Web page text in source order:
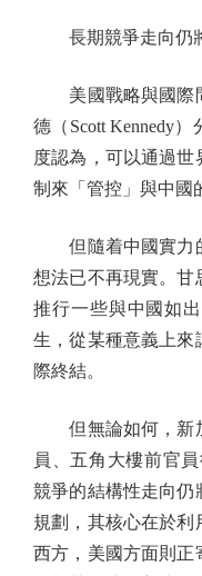
長期競爭走向仍
美國戰略與國際問
德（Scott Kennedy
度認為，可以通過
制來「管控」與中國
但隨着中國實力的
想法已不再現實。甘
推行一些與中國如
生，從某種意義上來
際終結。
但無論如何，新加
員、五角大樓前官
競爭的結構性走向仍
規劃，其核心在於利
西方，美國方面則正